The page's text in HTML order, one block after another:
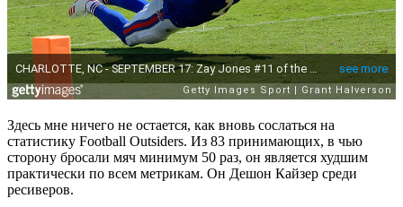
Здесь мне ничего не остается, как вновь сослаться на
статистику Football Outsiders. Из 83 принимающих, в чью
сторону бросали мяч минимум 50 раз, он является худшим
практически по всем метрикам. Он Дешон Кайзер среди
ресиверов.